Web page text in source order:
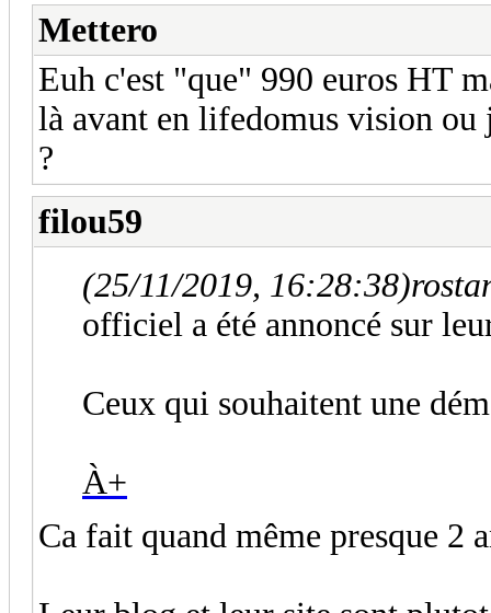
Mettero
Euh c'est "que" 990 euros HT
là avant en lifedomus vision ou
?
filou59
(25/11/2019, 16:28:38)
officiel a été annoncé sur
Ceux qui souhaitent une
À+
Ca fait quand même presque 2